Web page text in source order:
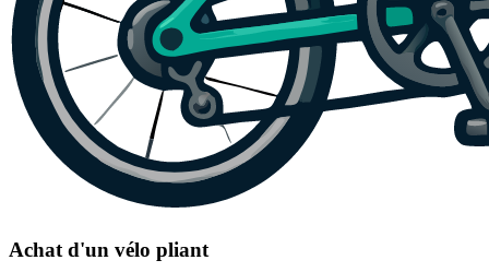
Achat d'un vélo pliant